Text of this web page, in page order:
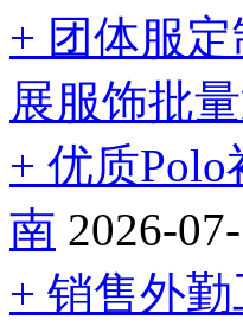
+ 团体服
展服饰批
+ 优质
南 2026-
+ 销售外